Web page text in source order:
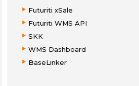
Futuriti xSale
Futuriti WMS API
SKK
WMS Dashboard
BaseLinker